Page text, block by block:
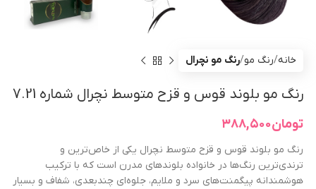
خانه رنگ مو رنگ مو نچرال
رنگ مو بلوند قوس و قزح متوسط نچرال شماره 7.21
تومان۳۸۸,۵۰۰
رنگ مو بلوند قوس و قزح متوسط نچرال یکی از خاص‌ترین و
ترندی‌ترین رنگ‌ها در خانواده بلوندهای مدرن است که با ترکیب
هوشمندانه پیگمنت‌های سرد و ملایم، جلوه‌ای چندبعدی، شفاف و بسیار